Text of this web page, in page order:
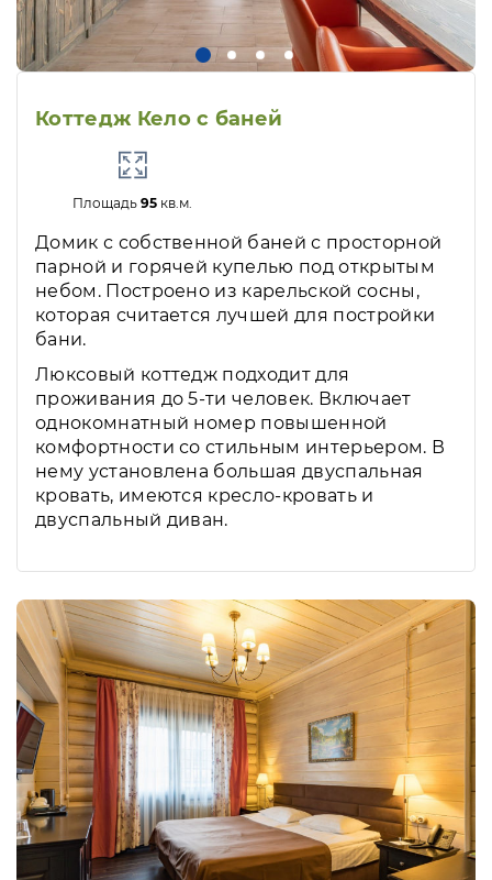
Коттедж Кело с баней
Площадь95 кв.м.
Домик с собственной баней с просторной
парной и горячей купелью под открытым
небом. Построено из карельской сосны,
которая считается лучшей для постройки
бани.
Люксовый коттедж подходит для
проживания до 5-ти человек. Включает
однокомнатный номер повышенной
комфортности со стильным интерьером. В
нему установлена большая двуспальная
кровать, имеются кресло-кровать и
двуспальный диван.